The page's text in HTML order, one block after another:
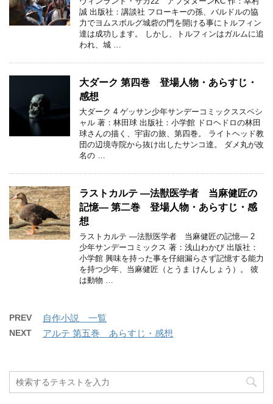
誠 出版社：講談社 フローキーの孫、バルドルの協
力でヨムスボルグ城砦の門を開ける事にトルフィン
達は成功します。 しかし、トルフィンはガルムに追
われ、城 …
大ダーク 第四巻 登場人物・あらすじ・
感想
大ダーク 4 ゲッサン少年サンデーコミックススペシ
ャル 著：林田球 出版社：小学館 ドロヘドロの林田
球さんの描く、宇宙の旅、第四巻。 ライトヘッド教
団の辺境寺院から抜け出したサンコ達。 ダメ丸が改
名の …
ラストカルテ ―法獣医学者 当麻健匠の
記憶― 第二巻 登場人物・あらすじ・感
想
ラストカルテ ―法獣医学者 当麻健匠の記憶― 2
少年サンデーコミックス 著：浅山わかび 出版社：
小学館 興味を持った事を仔細漏らさず記憶する能力
を持つ少年、当麻健匠（とうま けんしょう）。 彼
は動物 …
PREV 自作小説 一覧
NEXT アルテ 第五巻 あらすじ・感想